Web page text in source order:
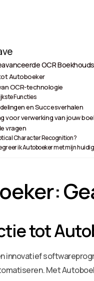
OCR
Autoboeker
OCR-technologie
Functies
en Succesverhalen
voor verwerking van jouw
vragen
Character Recognition?
ik Autoboeker met mijn
tot
innovatief
Met